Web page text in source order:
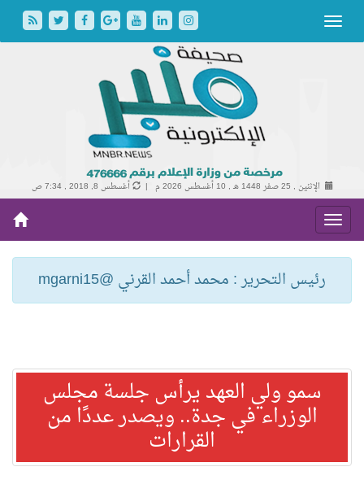
الإثنين , 25 صفر 1448 هـ , 10 أغسطس 2026 م | أغسطس 8, 2018 , 7:34 ص
رئيس التحرير : محمد أحمد القرني @mgarni15
سمو ولي العهد يرأس جلسة مجلس
الوزراء في جدة.. ويصدر عددًا من
القرارات